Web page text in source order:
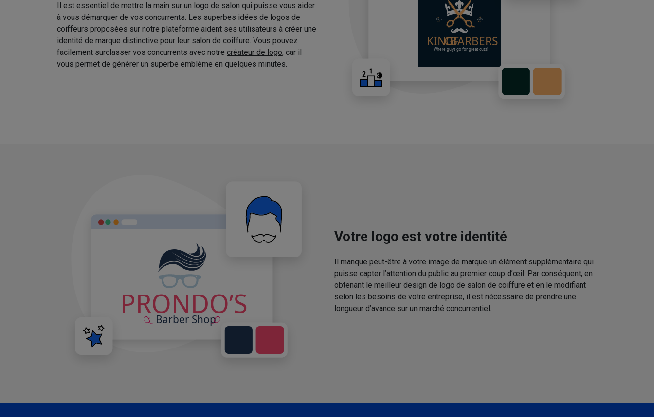
Il est essentiel de mettre la main sur un logo de salon qui puisse vous aider
à vous démarquer de vos concurrents. Les superbes idées de logos de
coiffeurs proposées sur notre plateforme aident ses utilisateurs à créer une
identité de marque distinctive pour leur salon de coiffure. Vous pouvez
facilement surclasser vos concurrents avec notre créateur de logo, car il
vous permet de générer un superbe emblème en quelques minutes.
Votre logo est votre identité
Il manque peut-être à votre image de marque un élément supplémentaire qui
puisse capter l’attention du public au premier coup d’œil. Par conséquent, en
obtenant le meilleur design de logo de salon de coiffure et en le modifiant
selon les besoins de votre entreprise, il est nécessaire de prendre une
longueur d’avance sur un marché concurrentiel.